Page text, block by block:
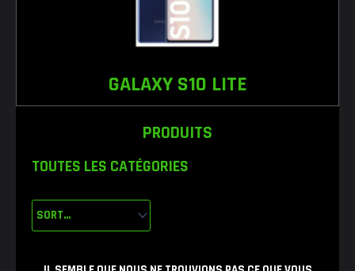
GALAXY S10 LITE
PRODUITS
TOUTES LES CATÉGORIES